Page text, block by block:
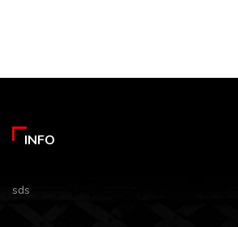
INFO
sds